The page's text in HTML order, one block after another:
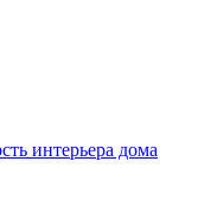
интерьера дома